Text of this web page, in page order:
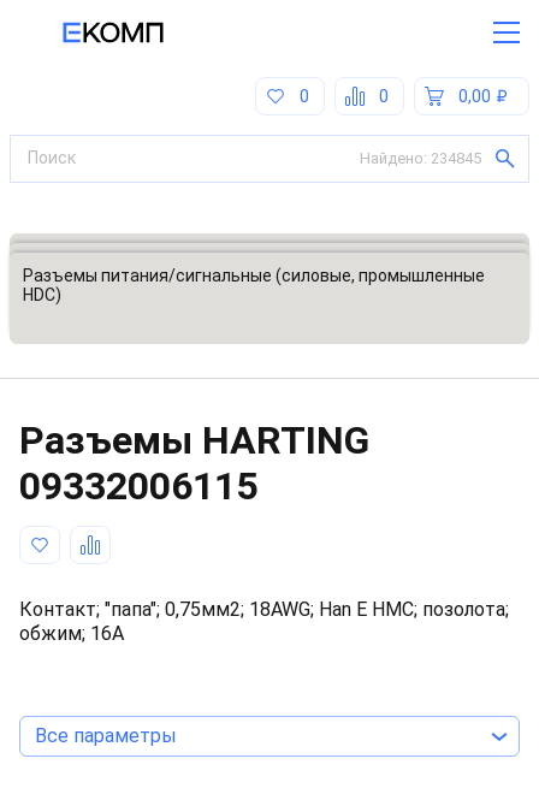
0,00
0
0
Найдено: 234845
Все категории
Разъемы, соединители
Разъемы питания/сигнальные (силовые, промышленные
HDC)
Разъeмы HARTING
09332006115
Контакт; "папа"; 0,75мм2; 18AWG; Han E HMC; позолота;
обжим; 16А
Все параметры